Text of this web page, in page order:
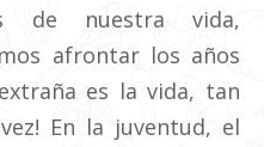
de nuestra vida,
afrontar los años
es la vida, tan
En la juventud, el